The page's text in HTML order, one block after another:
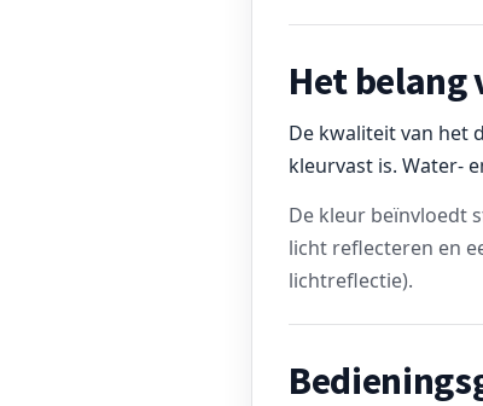
Het belang
De kwaliteit van het
kleurvast is. Water-
De kleur beïnvloedt
licht reflecteren en
lichtreflectie).